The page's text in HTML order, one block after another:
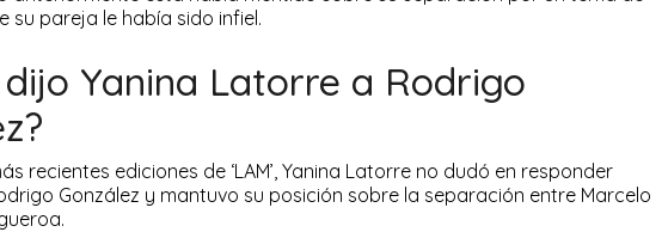
su pareja le había sido infiel.
dijo Yanina Latorre a Rodrigo
recientes ediciones de ‘LAM’, Yanina Latorre no dudó en responder
González y mantuvo su posición sobre la separación entre Marcelo